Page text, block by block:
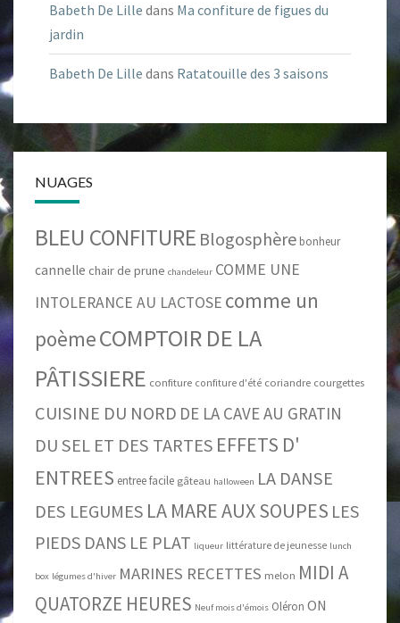
Babeth De Lille dans Ma confiture de figues du
jardin
Babeth De Lille dans Ratatouille des 3 saisons
NUAGES
BLEU CONFITURE Blogosphère bonheur
cannelle chair de prune chandeleur COMME UNE
INTOLERANCE AU LACTOSE comme un
poèmeCOMPTOIR DE LA
PÂTISSIERE confiture confiture d'été coriandre courgettes
CUISINE DU NORD DE LA CAVE AU GRATIN
DU SEL ET DES TARTES EFFETS D'
ENTREES entree facile gâteau halloween LA DANSE
DES LEGUMES LA MARE AUX SOUPES LES
PIEDS DANS LE PLAT liqueur littérature de jeunesse lunch
box légumes d'hiver MARINES RECETTES melon MIDI A
QUATORZE HEURES Neuf mois d'émois Oléron ON